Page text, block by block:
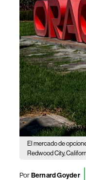
El mercado de
Redwood City,
PorBernard Goyder